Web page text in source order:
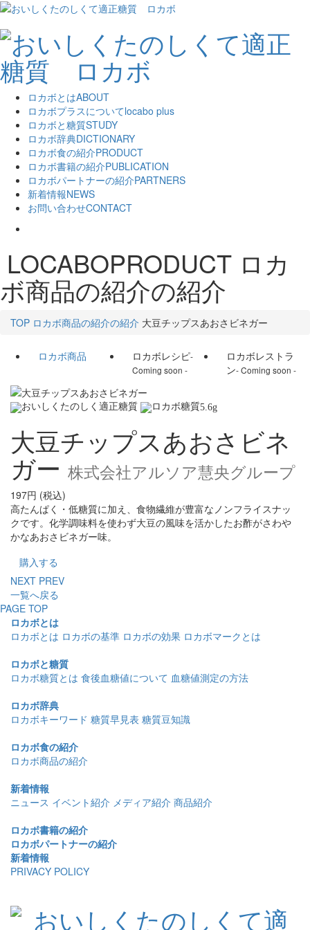
ロカボとはABOUT
ロカボプラスについてlocabo plus
ロカボと糖質STUDY
ロカボ辞典DICTIONARY
ロカボ食の紹介PRODUCT
ロカボ書籍の紹介PUBLICATION
ロカボパートナーの紹介PARTNERS
新着情報NEWS
お問い合わせCONTACT
LOCABOPRODUCT ロカ
ボ商品の紹介の紹介
TOP ロカボ商品の紹介の紹介 大豆チップスあおさビネガー
ロカボ商品 ロカボレシピ-
Coming soon -
ロカボレストラ
ン- Coming soon -
5.6g
大豆チップスあおさビネ
ガー 株式会社アルソア慧央グループ
197円 (税込)
高たんぱく・低糖質に加え、食物繊維が豊富なノンフライスナッ
クです。化学調味料を使わず大豆の風味を活かしたお酢がさわや
かなあおさビネガー味。
購入する
NEXT PREV
一覧へ戻る
PAGE TOP
ロカボとは
ロカボとは ロカボの基準 ロカボの効果 ロカボマークとは
ロカボと糖質
ロカボ糖質とは 食後血糖値について 血糖値測定の方法
ロカボ辞典
ロカボキーワード 糖質早見表 糖質豆知識
ロカボ食の紹介
ロカボ商品の紹介
新着情報
ニュース イベント紹介 メディア紹介 商品紹介
ロカボ書籍の紹介
ロカボパートナーの紹介
新着情報
PRIVACY POLICY